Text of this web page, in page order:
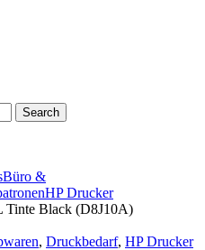
Search
Büro &
HP Drucker
Tinte Black (D8J10A)
, Druckbedarf, HP Drucker